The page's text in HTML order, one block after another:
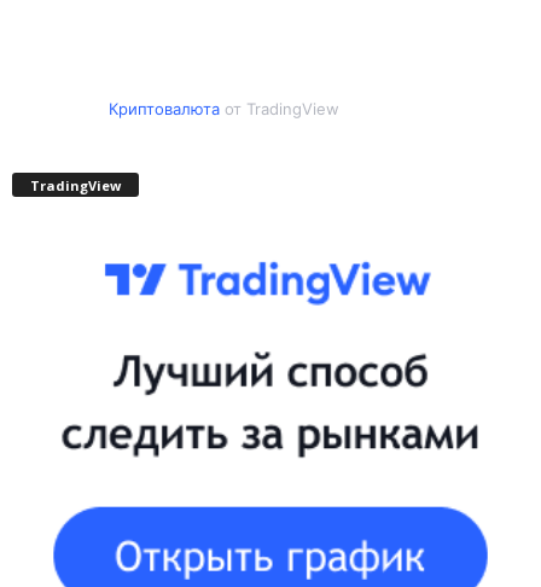
Криптовалютаот TradingView
TradingView